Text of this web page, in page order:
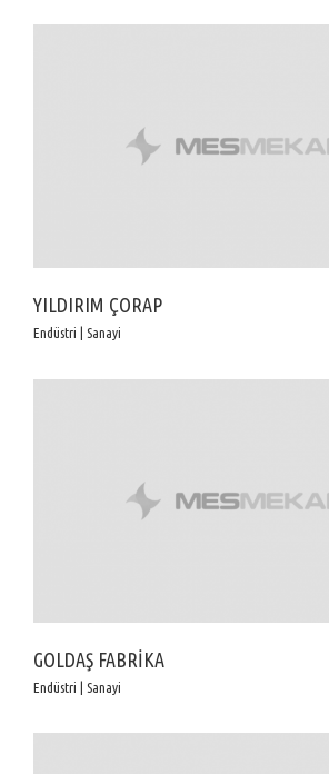
YILDIRIM ÇORAP
Endüstri | Sanayi
GOLDAŞ FABRİKA
Endüstri | Sanayi